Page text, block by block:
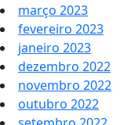
março 2023
fevereiro 2023
janeiro 2023
dezembro 2022
novembro 2022
outubro 2022